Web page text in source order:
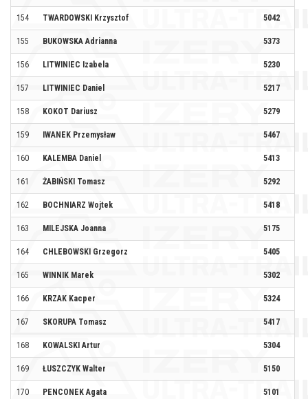
154 TWARDOWSKI Krzysztof 5042
155 BUKOWSKA Adrianna 5373
156 LITWINIEC Izabela 5230
157 LITWINIEC Daniel 5217
158 KOKOT Dariusz 5279
159 IWANEK Przemysław 5467
160 KALEMBA Daniel 5413
161 ŻABIŃSKI Tomasz 5292
162 BOCHNIARZ Wojtek 5418
163 MILEJSKA Joanna 5175
164 CHLEBOWSKI Grzegorz 5405
165 WINNIK Marek 5302
166 KRZAK Kacper 5324
167 SKORUPA Tomasz 5417
168 KOWALSKI Artur 5304
169 ŁUSZCZYK Walter 5150
170 PENCONEK Agata 5101